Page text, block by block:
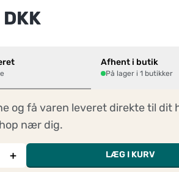
Afhent i butik
På lager i 1 butikker
og få varen leveret direkte til dit
nær dig.
+ LÆG I KURV